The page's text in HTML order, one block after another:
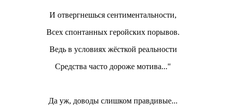
И отвергнешься сентиментальности,
Всех спонтанных геройских порывов.
Ведь в условиях жёсткой реальности
Средства часто дороже мотива..."
Да уж, доводы слишком правдивые...